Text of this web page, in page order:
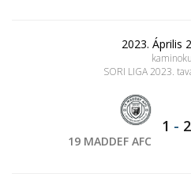
2023. Április
SORI LIGA 2023.
19 MADDEF AFC
1 - 2